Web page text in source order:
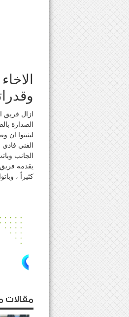
ازال فريق
الصدارة
ليثبتوا ان
الفني
الجانب
يقدمه فريق
كثيراً ،
مقالات